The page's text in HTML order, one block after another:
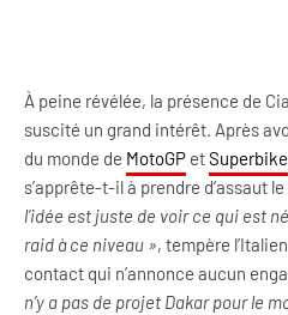
À peine révélée, la présence de
suscité un grand intérêt. Après
du monde de MotoGP etSuperbike
s’apprête-t-il à prendre d’assaut
l’idée est juste de voir ce qui est
raid à ce niveau », tempère
contact qui n’annonce aucun
n’y a pas de projet Dakar pour le